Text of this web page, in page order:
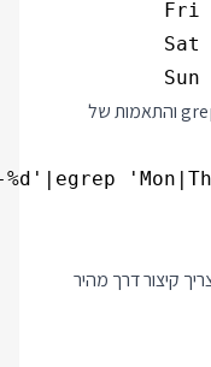
ומכאן קל לראות לאן זה הולך. תוספת של grep והתאמות של
קיצור דרך מהיר